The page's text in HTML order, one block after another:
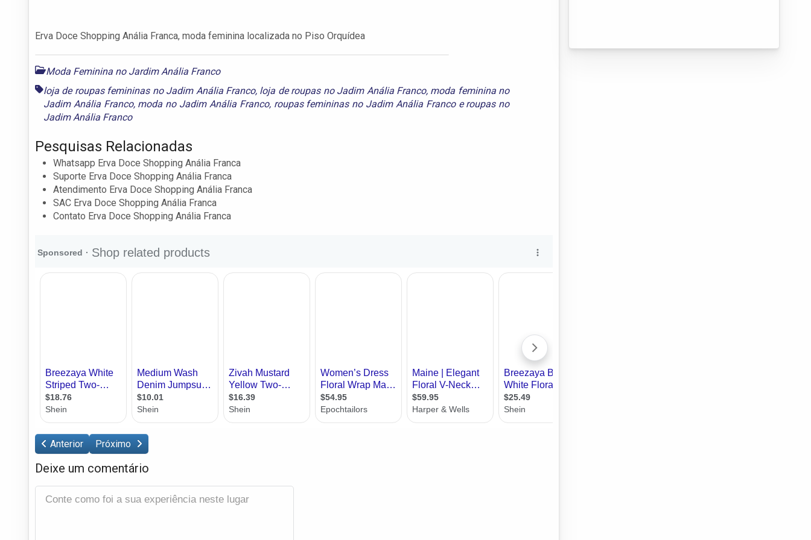
Erva Doce Shopping Anália Franca, moda feminina localizada no Piso Orquídea
Moda Feminina no Jardim Anália Franco
loja de roupas femininas no Jadim Anália Franco, loja de roupas no Jadim Anália Franco, moda feminina no
Jadim Anália Franco, moda no Jadim Anália Franco, roupas femininas no Jadim Anália Francoeroupas no
Jadim Anália Franco
Pesquisas Relacionadas
Whatsapp Erva Doce Shopping Anália Franca
Suporte Erva Doce Shopping Anália Franca
Atendimento Erva Doce Shopping Anália Franca
SAC Erva Doce Shopping Anália Franca
Contato Erva Doce Shopping Anália Franca
Anterior Próximo
Deixe um comentário